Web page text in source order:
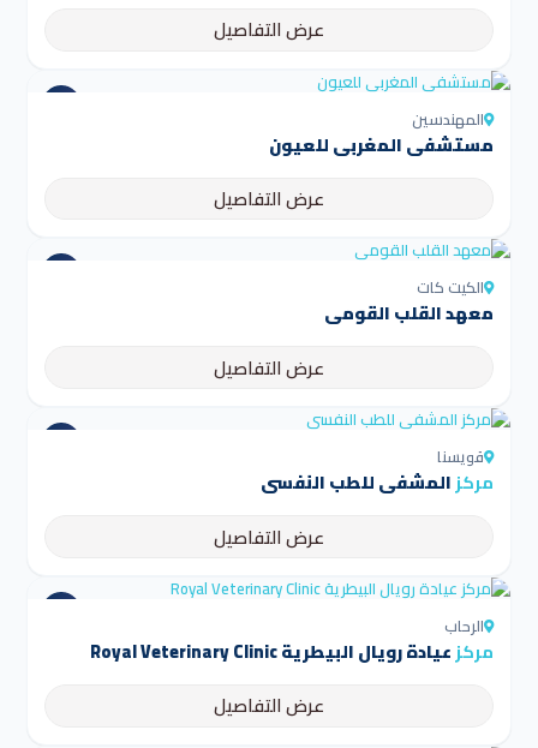
عرض التفاصيل
المهندسين
مستشفى المغربي للعيون
عرض التفاصيل
الكيت كات
معهد القلب القومي
عرض التفاصيل
قويسنا
مركزالمشفى للطب النفسي
عرض التفاصيل
الرحاب
مركزعيادة رويال البيطرية Royal Veterinary Clinic
عرض التفاصيل